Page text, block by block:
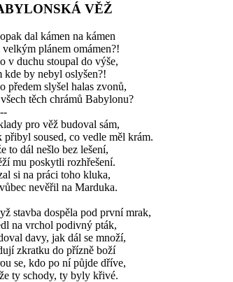
VĚŽ
dal kámen na kámen
velkým plánem omámen?!
v duchu stoupal do výše,
kde by nebyl oslyšen?!
předem slyšel halas zvonů,
těch chrámů Babylonu?
pro věž budoval sám,
přibyl soused, co vedle měl krám.
to dál nešlo bez lešení,
mu poskytli rozhřešení.
si na práci toho kluka,
nevěřil na Marduka.
stavba dospěla pod první mrak,
na vrchol podivný pták,
davy, jak dál se množí,
zkratku do přízně boží
se, kdo po ní půjde dříve,
ty schody, ty byly křivé.